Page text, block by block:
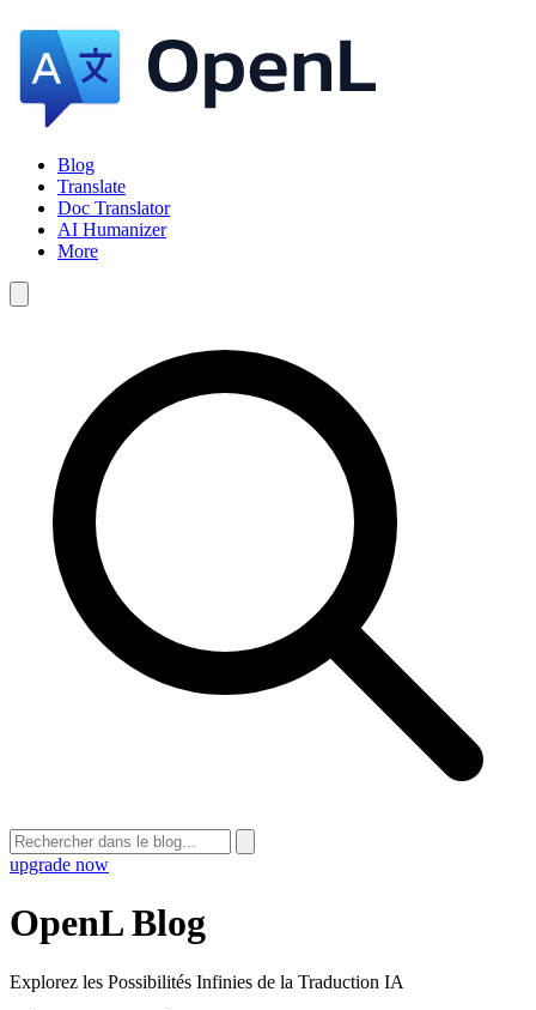
Blog
Translate
Doc Translator
AI Humanizer
More
upgrade now
OpenL Blog
Explorez les Possibilités Infinies de la Traduction IA